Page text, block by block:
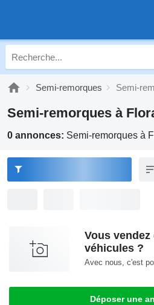
Semi-remorques Semi-
Semi-remorques à
0 annonces: Semi-remorques à
Vous
véhicules ?
Avec nous, c'est
Déposer une